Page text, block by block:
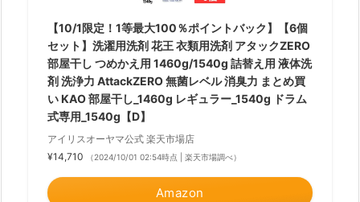
【10/1限定！1等最大100％ポイントバック】【6個
セット】洗濯用洗剤 花王 衣類用洗剤 アタックZERO
部屋干し つめかえ用 1460g/1540g 詰替え用 液体洗
剤 洗浄力 AttackZERO 無菌レベル 消臭力 まとめ買
い KAO 部屋干し_1460g レギュラー_1540g ドラム
式専用_1540g【D】
アイリスオーヤマ公式 楽天市場店
¥14,710
（2024/10/01 02:54時点 | 楽天市場調べ）
Amazon